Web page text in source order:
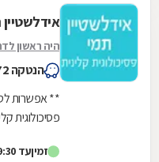
היה ראשון
הנטקה 72, ירושלים
** אפשרות
פסיכולוגית
עצמי,...
זמיןעד 19:30